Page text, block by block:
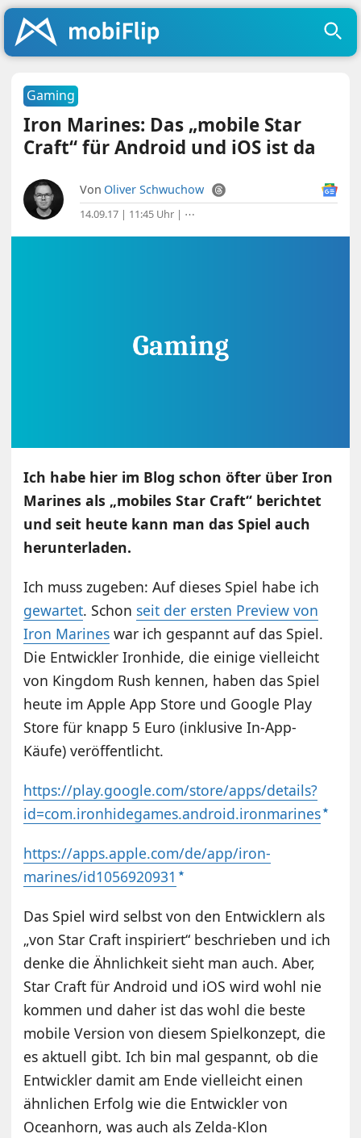
Gaming
Iron Marines: Das „mobile Star
Craft“ für Android und iOS ist da
Von Oliver Schwuchow
14.09.17 | 11:45 Uhr | ⋯
Ich habe hier im Blog schon öfter über Iron
Marines als „mobiles Star Craft“ berichtet
und seit heute kann man das Spiel auch
herunterladen.
Ich muss zugeben: Auf dieses Spiel habe ich
gewartet. Schon seit der ersten Preview von
Iron Marines war ich gespannt auf das Spiel.
Die Entwickler Ironhide, die einige vielleicht
von Kingdom Rush kennen, haben das Spiel
heute im Apple App Store und Google Play
Store für knapp 5 Euro (inklusive In-App-
Käufe) veröffentlicht.
https://play.google.com/store/apps/details?
id=com.ironhidegames.android.ironmarines
https://apps.apple.com/de/app/iron-
marines/id1056920931
Das Spiel wird selbst von den Entwicklern als
„von Star Craft inspiriert“ beschrieben und ich
denke die Ähnlichkeit sieht man auch. Aber,
Star Craft für Android und iOS wird wohl nie
kommen und daher ist das wohl die beste
mobile Version von diesem Spielkonzept, die
es aktuell gibt. Ich bin mal gespannt, ob die
Entwickler damit am Ende vielleicht einen
ähnlichen Erfolg wie die Entwickler von
Oceanhorn, was auch als Zelda-Klon